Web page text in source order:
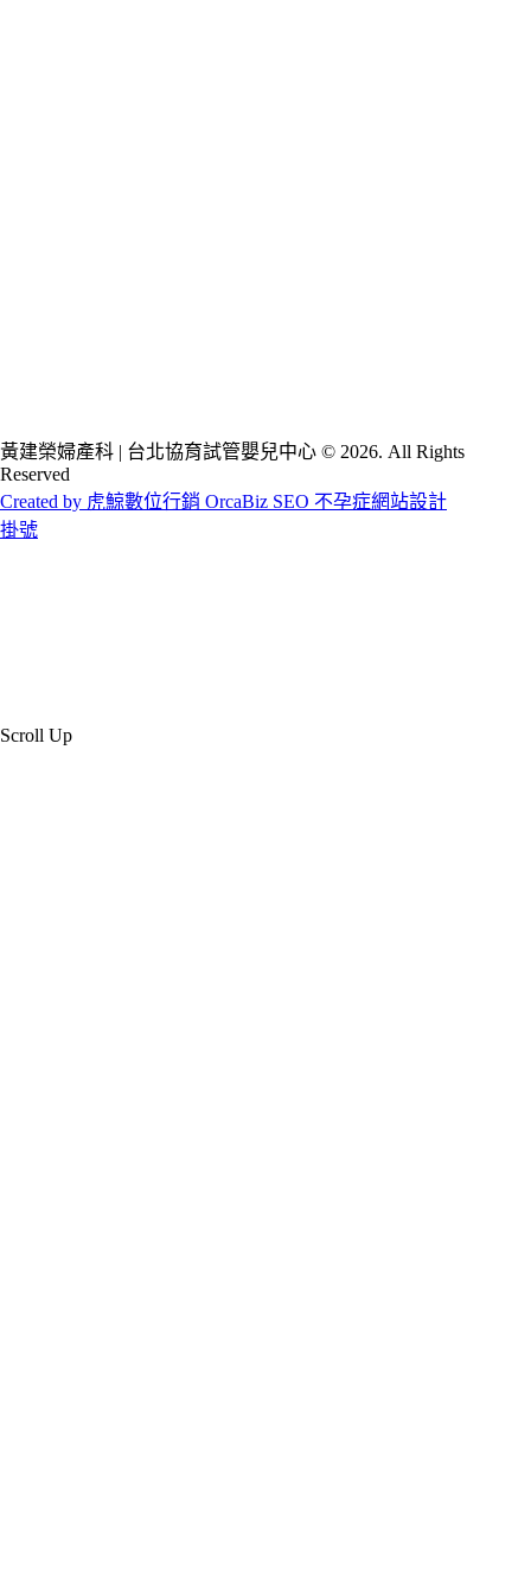
黃建榮婦產科 | 台北協育試管嬰兒中心 © 2026. All Rights
Reserved
Created by 虎鯨數位行銷 OrcaBiz SEO 不孕症網站設計
掛號
Scroll Up